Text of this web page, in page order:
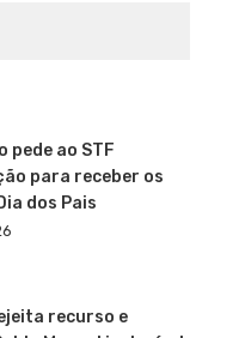
pede ao STF
para receber os
dos Pais
recurso e